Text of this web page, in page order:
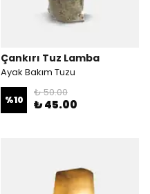
Çankırı Tuz Lamba
Ayak Bakım Tuzu
%10
₺ 50.00
₺ 45.00